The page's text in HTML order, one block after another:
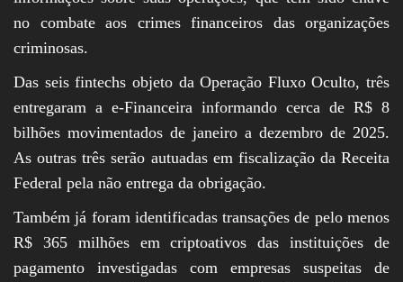
no combate aos crimes financeiros das organizações
criminosas.
Das seis fintechs objeto da Operação Fluxo Oculto, três
entregaram a e-Financeira informando cerca de R$ 8
bilhões movimentados de janeiro a dezembro de 2025.
As outras três serão autuadas em fiscalização da Receita
Federal pela não entrega da obrigação.
Também já foram identificadas transações de pelo menos
R$ 365 milhões em criptoativos das instituições de
pagamento investigadas com empresas suspeitas de